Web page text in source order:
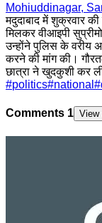
Mohiuddinagar,
मदुदाबाद में शुक्रवार
मिलकर वीआइपी
उन्होंने पुलिस के वरीय
करने की मांग की।
छात्रा ने खुदकुशी कर
#politics#national #
Comments 1 View